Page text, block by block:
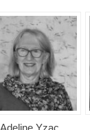
Adeline Yzac